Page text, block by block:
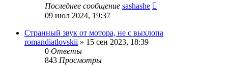
Последнее сообщение sashashe
09 июл 2024, 19:37
Странный звук от мотора, не с выхлопа
romandiatlovskii » 15 сен 2023, 18:39
0 Ответы
843 Просмотры